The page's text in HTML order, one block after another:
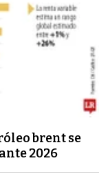
brent se
2026